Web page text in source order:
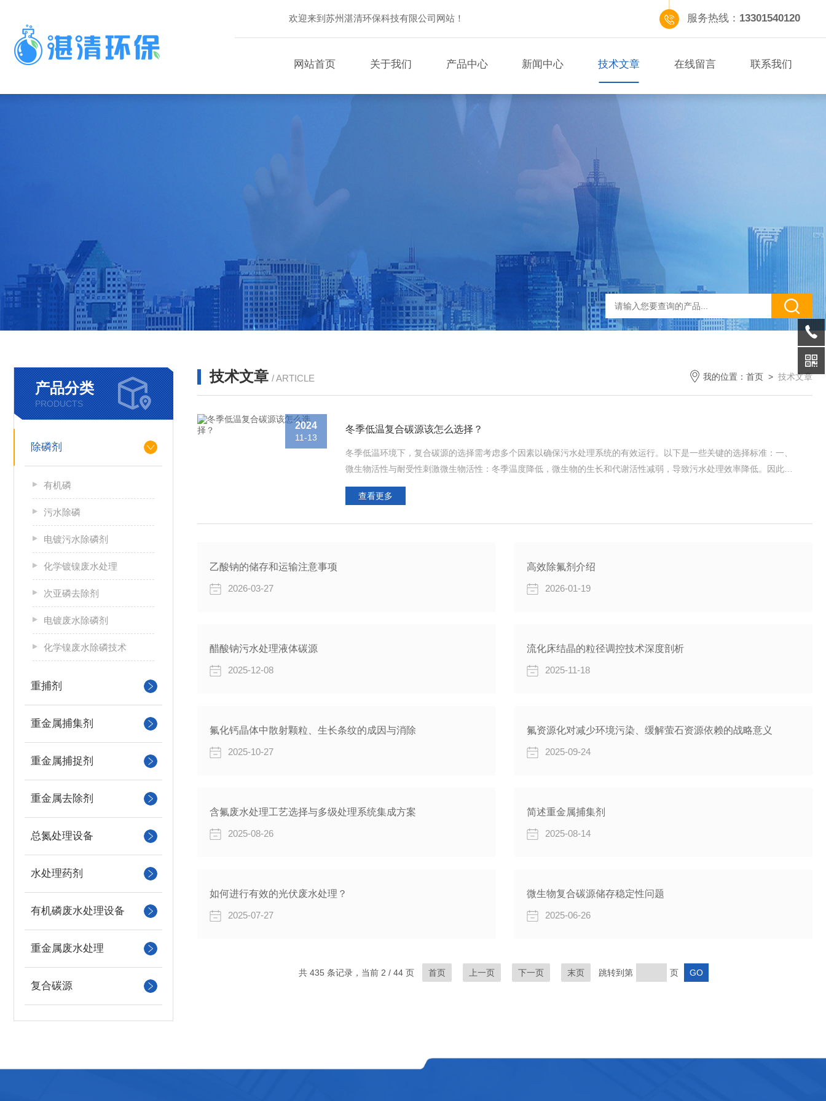
欢迎来到苏州湛清环保科技有限公司网站！ 服务热线： 13301540120
网站首页 关于我们 产品中心 新闻中心 技术文章 在线留言 联系我们
产品分类
PRODUCTS
除磷剂
有机磷
污水除磷
电镀污水除磷剂
化学镀镍废水处理
次亚磷去除剂
电镀废水除磷剂
化学镍废水除磷技术
重捕剂
重金属捕集剂
重金属捕捉剂
重金属去除剂
总氮处理设备
水处理药剂
有机磷废水处理设备
重金属废水处理
复合碳源
技术文章 / ARTICLE 我的位置： 首页 > 技术文章
2024
11-13
冬季低温复合碳源该怎么选择？
冬季低温环境下，复合碳源的选择需考虑多个因素以确保污水处理系统的有效运行。以下是一些关键的选择标准：一、
微生物活性与耐受性刺激微生物活性：冬季温度降低，微生物的生长和代谢活性减弱，导致污水处理效率降低。因此，
需要选择能够刺激微生物活性的复合碳源，含有大量细菌促进剂和活化剂，使细菌能够快速增长繁殖，增强细菌的活
性。提高耐受性：普通碳源在低温下容易结晶，降低盐度和pH值的影响。应选择具有较高耐受性的复...
查看更多
乙酸钠的储存和运输注意事项
2026-03-27
高效除氟剂介绍
2026-01-19
醋酸钠污水处理液体碳源
2025-12-08
流化床结晶的粒径调控技术深度剖析
2025-11-18
氟化钙晶体中散射颗粒、生长条纹的成因与消除
2025-10-27
氟资源化对减少环境污染、缓解萤石资源依赖的战略意义
2025-09-24
含氟废水处理工艺选择与多级处理系统集成方案
2025-08-26
简述重金属捕集剂
2025-08-14
如何进行有效的光伏废水处理？
2025-07-27
微生物复合碳源储存稳定性问题
2025-06-26
共 435 条记录，当前 2 / 44 页 首页 上一页 下一页 末页 跳转到第 页